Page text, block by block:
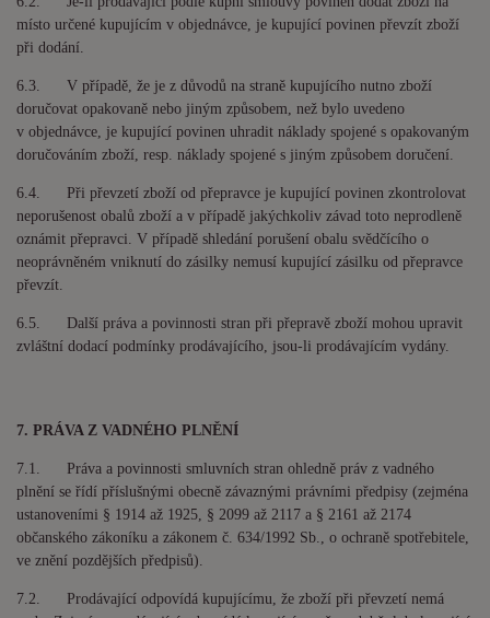
místo určené kupujícím v objednávce, je kupující povinen převzít zboží
při dodání.
6.3. V případě, že je z důvodů na straně kupujícího nutno zboží
doručovat opakovaně nebo jiným způsobem, než bylo uvedeno
v objednávce, je kupující povinen uhradit náklady spojené s opakovaným
doručováním zboží, resp. náklady spojené s jiným způsobem doručení.
6.4. Při převzetí zboží od přepravce je kupující povinen zkontrolovat
neporušenost obalů zboží a v případě jakýchkoliv závad toto neprodleně
oznámit přepravci. V případě shledání porušení obalu svědčícího o
neoprávněném vniknutí do zásilky nemusí kupující zásilku od přepravce
převzít.
6.5. Další práva a povinnosti stran při přepravě zboží mohou upravit
zvláštní dodací podmínky prodávajícího, jsou-li prodávajícím vydány.
7. PRÁVA Z VADNÉHO PLNĚNÍ
7.1. Práva a povinnosti smluvních stran ohledně práv z vadného
plnění se řídí příslušnými obecně závaznými právními předpisy (zejména
ustanoveními § 1914 až 1925, § 2099 až 2117 a § 2161 až 2174
občanského zákoníku a zákonem č. 634/1992 Sb., o ochraně spotřebitele,
ve znění pozdějších předpisů).
7.2. Prodávající odpovídá kupujícímu, že zboží při převzetí nemá